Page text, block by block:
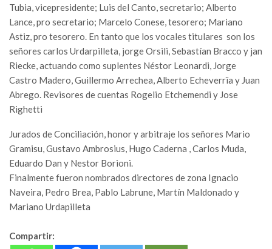
Tubia, vicepresidente; Luis del Canto, secretario; Alberto
Lance, pro secretario; Marcelo Conese, tesorero; Mariano
Astiz, pro tesorero. En tanto que los vocales titulares son los
señores carlos Urdarpilleta, jorge Orsili, Sebastían Bracco y jan
Riecke, actuando como suplentes Néstor Leonardi, Jorge
Castro Madero, Guillermo Arrechea, Alberto Echeverrïa y Juan
Abrego. Revisores de cuentas Rogelio Etchemendi y Jose
Righetti
Jurados de Conciliación, honor y arbitraje los señores Mario
Gramisu, Gustavo Ambrosius, Hugo Caderna , Carlos Muda,
Eduardo Dan y Nestor Borioni.
Finalmente fueron nombrados directores de zona Ignacio
Naveira, Pedro Brea, Pablo Labrune, Martín Maldonado y
Mariano Urdapilleta
Compartir: